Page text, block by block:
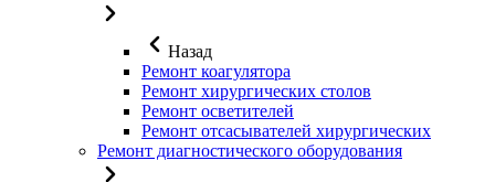
Назад
Ремонт коагулятора
Ремонт хирургических столов
Ремонт осветителей
Ремонт отсасывателей хирургических
Ремонт диагностического оборудования